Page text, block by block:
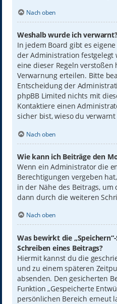
Nach oben
Weshalb wurde ich
In jedem Board gibt es
der Administration festgelegt
eine dieser Regeln verstoßen
Verwarnung erteilen. Bitte
Entscheidung der
phpBB Limited nichts mit
Kontaktiere einen
sicher bist, wieso du
Nach oben
Wie kann ich Beiträge den
Wenn ein Administrator die
Berechtigungen vergeben
in der Nähe des Beitrags,
dann durch die weiteren
Nach oben
Was bewirkt die
Schreiben eines Beitrags?
Hiermit kannst du die
und zu einem späteren
absenden. Den gesicherten
Funktion „Gespeicherte
persönlichen Bereich erneut